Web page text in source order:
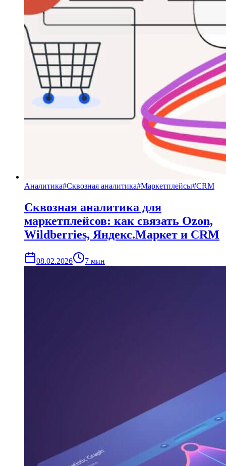
Аналитика#Сквозная аналитика#Маркетплейсы#CRM
Сквозная аналитика для
маркетплейсов: как связать Ozon,
Wildberries, Яндекс.Маркет и CRM
08.02.2026 7 мин